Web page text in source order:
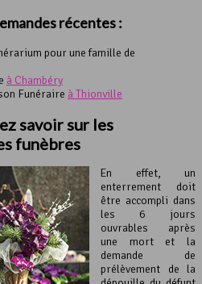
récentes :
pour une famille de
à Chambéry
Funéraire à Thionville
savoir sur les
funèbres
En effet, un
enterrement doit
être accompli dans
les 6 jours
ouvrables après
une mort et la
demande de
prélèvement de la